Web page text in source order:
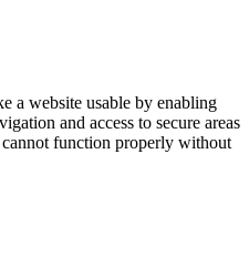
a website usable by enabling
and access to secure areas
function properly without